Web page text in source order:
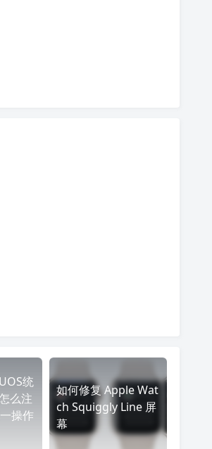
统
么注
操作
如何修复 Apple Wat
ch Squiggly Line 屏
幕